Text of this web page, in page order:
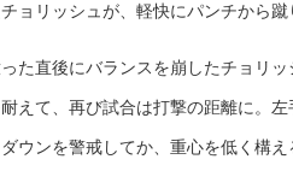
ョリッシュが、軽快にパンチから蹴
た直後にバランスを崩したチョリ
えて、再び試合は打撃の距離に。
ウンを警戒してか、重心を低く構え